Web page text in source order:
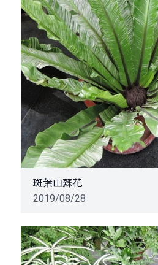
斑葉山蘇花
2019/08/28